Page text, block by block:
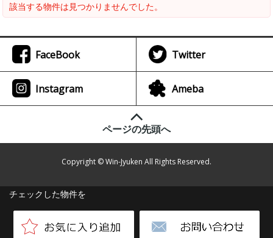
該当する物件は見つかりませんでした。
チェックした物件を
FaceBook Twitter
Instagram Ameba
ページの先頭へ
Copyright © Win-Jyuken All Rights Reserved.